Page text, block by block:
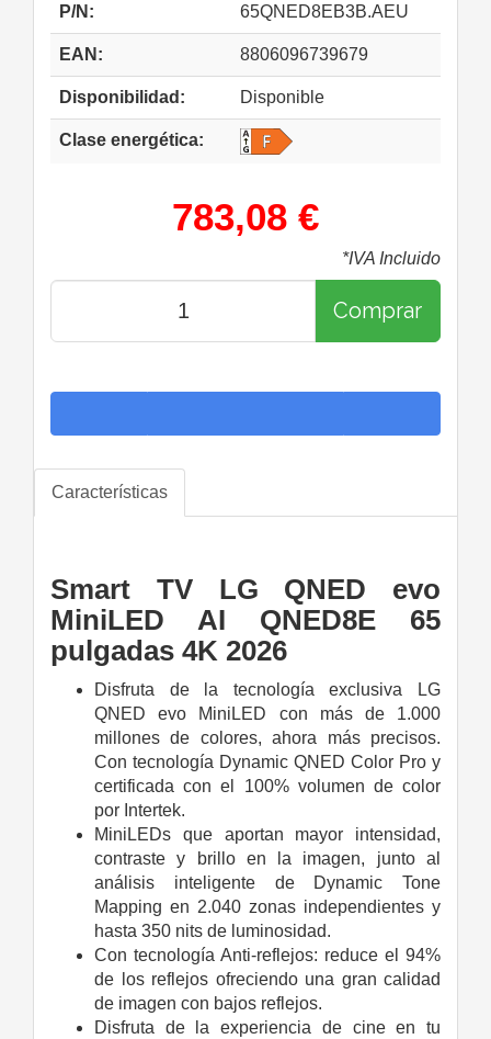
P/N: 65QNED8EB3B.AEU
EAN: 8806096739679
Disponibilidad: Disponible
Clase energética:
783,08 €
*IVA Incluido
Comprar
Características
Smart TV LG QNED evo
MiniLED AI QNED8E 65
pulgadas 4K 2026
Disfruta de la tecnología exclusiva LG
QNED evo MiniLED con más de 1.000
millones de colores, ahora más precisos.
Con tecnología Dynamic QNED Color Pro y
certificada con el 100% volumen de color
por Intertek.
MiniLEDs que aportan mayor intensidad,
contraste y brillo en la imagen, junto al
análisis inteligente de Dynamic Tone
Mapping en 2.040 zonas independientes y
hasta 350 nits de luminosidad.
Con tecnología Anti-reflejos: reduce el 94%
de los reflejos ofreciendo una gran calidad
de imagen con bajos reflejos.
Disfruta de la experiencia de cine en tu